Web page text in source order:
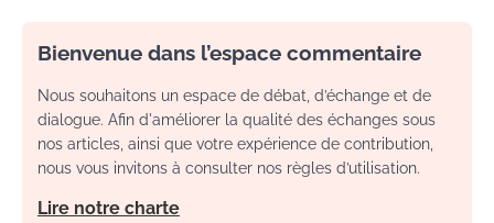
Bienvenue dans l’espace commentaire
Nous souhaitons un espace de débat, d’échange et de
dialogue. Afin d'améliorer la qualité des échanges sous
nos articles, ainsi que votre expérience de contribution,
nous vous invitons à consulter nos règles d’utilisation.
Lire notre charte